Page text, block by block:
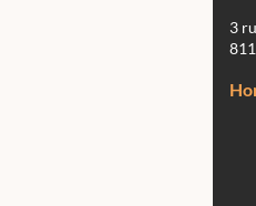
3